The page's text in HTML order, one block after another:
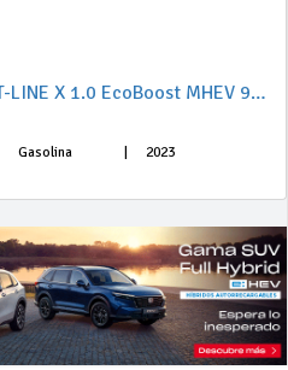
Ford Focus C346 BERLINA ST-LINE X 1.0 EcoBoost MHEV 92KW (125CV) S6.2
Gasolina 2023